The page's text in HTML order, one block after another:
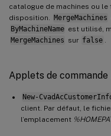
catalogue de machines ou
disposition.
MergeMachines
ByMachineName est utilisé,
MergeMachines sur false
Applets de
New-
client. Par défaut, le
l’emplacement